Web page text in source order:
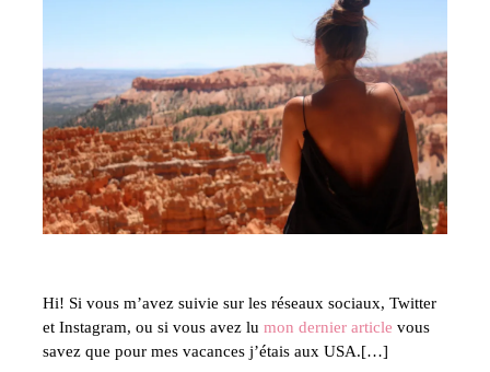
Hi! Si vous m’avez suivie sur les réseaux sociaux, Twitter
et Instagram, ou si vous avez lu mon dernier article vous
savez que pour mes vacances j’étais aux USA.[…]